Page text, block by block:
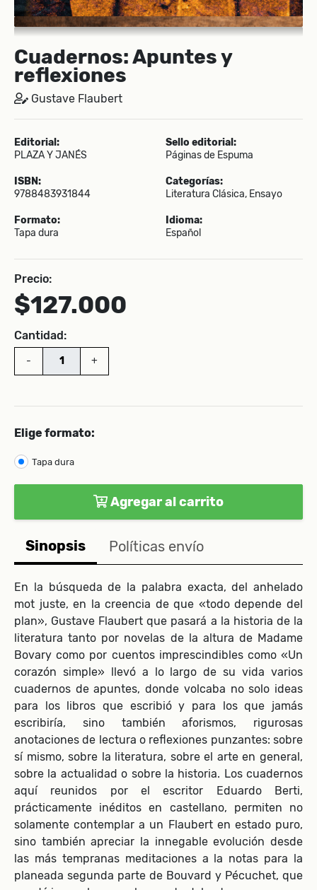
Cuadernos: Apuntes y
reflexiones
Gustave Flaubert
Editorial:
PLAZA Y JANÉS
Sello editorial:
Páginas de Espuma
ISBN:
9788483931844
Categorías:
Literatura Clásica, Ensayo
Formato:
Tapa dura
Idioma:
Español
Precio:
$127.000
Cantidad:
- +
Elige formato:
Tapa dura
Agregar al carrito
Sinopsis Políticas envío
En la búsqueda de la palabra exacta, del anhelado
mot juste, en la creencia de que «todo depende del
plan», Gustave Flaubert que pasará a la historia de la
literatura tanto por novelas de la altura de Madame
Bovary como por cuentos imprescindibles como «Un
corazón simple» llevó a lo largo de su vida varios
cuadernos de apuntes, donde volcaba no solo ideas
para los libros que escribió y para los que jamás
escribiría, sino también aforismos, rigurosas
anotaciones de lectura o reflexiones punzantes: sobre
sí mismo, sobre la literatura, sobre el arte en general,
sobre la actualidad o sobre la historia. Los cuadernos
aquí reunidos por el escritor Eduardo Berti,
prácticamente inéditos en castellano, permiten no
solamente contemplar a un Flaubert en estado puro,
sino también apreciar la innegable evolución desde
las más tempranas meditaciones a la notas para la
planeada segunda parte de Bouvard y Pécuchet, que